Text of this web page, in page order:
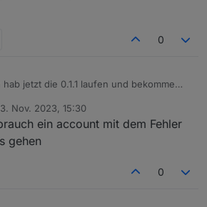
0
hab jetzt die 0.1.1 laufen und bekomme
jedoch grün und reagiert auf die C310
Nov. 2023, 15:30
von
ein account mit dem Fehler
gehen
0